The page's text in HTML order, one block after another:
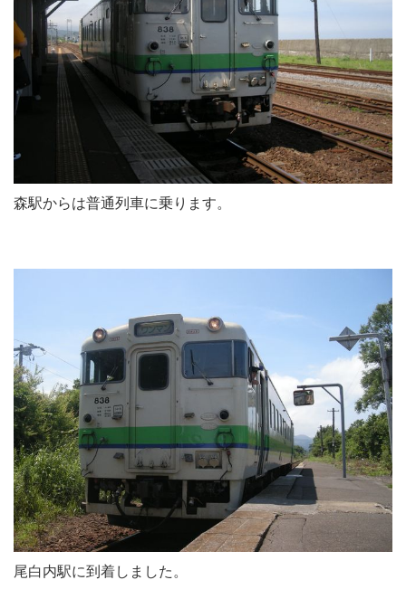
森駅からは普通列車に乗ります。
尾白内駅に到着しました。